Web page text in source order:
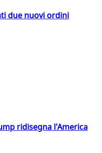
due nuovi ordini
ridisegna l'America